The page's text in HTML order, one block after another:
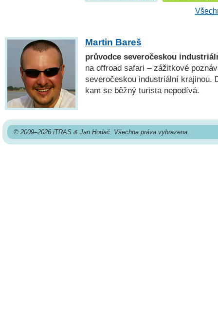
Martin Bareš
průvodce severočeskou
na offroad safari – zážitkové
severočeskou industriální krajinou.
kam se běžný turista nepodívá.
© 2009–2026 iTRAS & Jan Hodač. Všechna práva vyhrazena.